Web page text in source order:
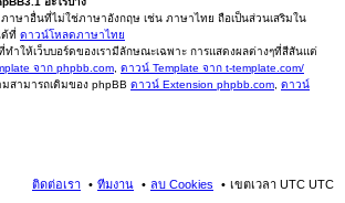
าษาอื่นที่ไม่ใช่ภาษาอังกฤษ เช่น ภาษาไทย ถือเป็นส่วนเสริมใน
ด้ที่ ดาวน์โหลดภาษาไทย
ทำให้เว็บบอร์ดของเรามีลักษณะเฉพาะ การแสดงผลต่างๆที่สีสันแต่
จาก phpbb.com ดาวน์ Template จาก t-template.com/
สามารถเดิมของ phpBB ดาวน์ Extension phpbb.com ดาวน์
เขตเวลา UTC UTC
ลบ Cookies
ทีมงาน
ติดต่อเรา